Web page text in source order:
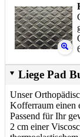
Liege Pad
Unser
Kofferraum einen
Passend für Ihr
2 cm einer